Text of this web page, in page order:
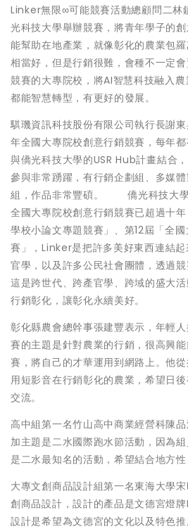
Linker無限∞可能競賽活動總顧問二林
光科技大學舉辦競賽，將青年學子的
能幫助在地產業，就像彰化的農業包
相當好，但是行銷很難，會種不一定
競賽的大專院校，將AI智慧科技融入
都能智慧轉型，有更好的發展。
騏璣資訊科技股份有限公司執行長謝
年全國大專院校創意行銷競賽，每年
與僑光科技大學的USR Hub計畫結合
參與非常踴躍，有行銷企劃組、多媒
組，作品非常豐碩。 僑光科技大學
全國大專院校創意行銷競賽已超過十
學校小論文專題競賽」、第12屆「全
賽」，Linker是把許多美好東西連結
官學，以及許多公民社會團體，透過
這是跨世代、跨產官學、跨域的盛大
行銷彰化，讓彰化永續美好。
彰化縣農會總幹事張建豐表示，年輕
賽的主題是針對農業的行銷，很高興
賽，將自己的才華運用到網路上。他
用短影音在行銷彰化的農業，希望日
交流。
高中組第一名竹山高中商業經營科陳
加主題是二水國際跑水節活動，因為
是二水最知名的活動，希望結合地方性
大專文創商品設計組第一名東海大學
創商品設計，設計的產品是文德宮燈
設計是希望為文德宮的文化以及特色推